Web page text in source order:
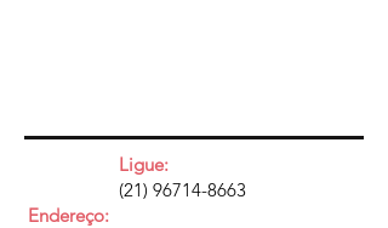
Ligue:
(21) 96714-8663
Endereço: